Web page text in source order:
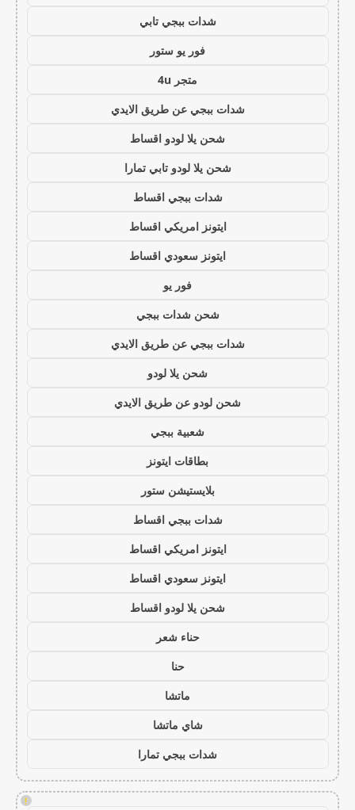
شدات ببجي تابي
فور يو ستور
متجر 4u
شدات ببجي عن طريق الايدي
شحن يلا لودو اقساط
شحن يلا لودو تابي تمارا
شدات ببجي اقساط
ايتونز امريكي اقساط
ايتونز سعودي اقساط
فور يو
شحن شدات ببجي
شدات ببجي عن طريق الايدي
شحن يلا لودو
شحن لودو عن طريق الايدي
شعبية ببجي
بطاقات ايتونز
بلايستيشن ستور
شدات ببجي اقساط
ايتونز امريكي اقساط
ايتونز سعودي اقساط
شحن يلا لودو اقساط
حناء شعر
حنا
ماتشا
شاي ماتشا
شدات ببجي تمارا
!